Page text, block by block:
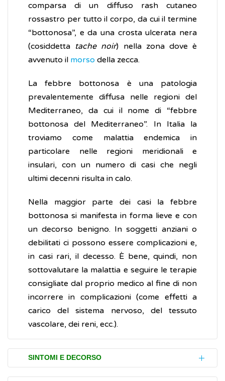
comparsa di un diffuso rash cutaneo
rossastro per tutto il corpo, da cui il termine
“bottonosa”, e da una crosta ulcerata nera
(cosiddetta tache noir) nella zona dove è
avvenuto il morso della zecca.
La febbre bottonosa è una patologia
prevalentemente diffusa nelle regioni del
Mediterraneo, da cui il nome di “febbre
bottonosa del Mediterraneo”. In Italia la
troviamo come malattia endemica in
particolare nelle regioni meridionali e
insulari, con un numero di casi che negli
ultimi decenni risulta in calo.
Nella maggior parte dei casi la febbre
bottonosa si manifesta in forma lieve e con
un decorso benigno. In soggetti anziani o
debilitati ci possono essere complicazioni e,
in casi rari, il decesso. È bene, quindi, non
sottovalutare la malattia e seguire le terapie
consigliate dal proprio medico al fine di non
incorrere in complicazioni (come effetti a
carico del sistema nervoso, del tessuto
vascolare, dei reni, ecc.).
SINTOMI E DECORSO